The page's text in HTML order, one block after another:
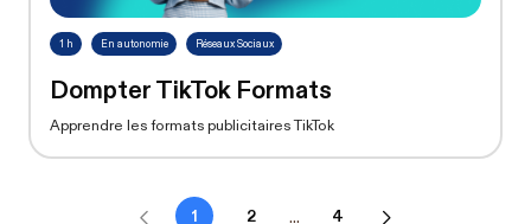
1 h En autonomie Réseaux Sociaux
Dompter TikTok Formats
Apprendre les formats publicitaires TikTok
1 2 ... 4